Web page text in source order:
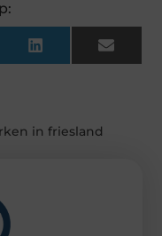
LinkedInEmail
in friesland